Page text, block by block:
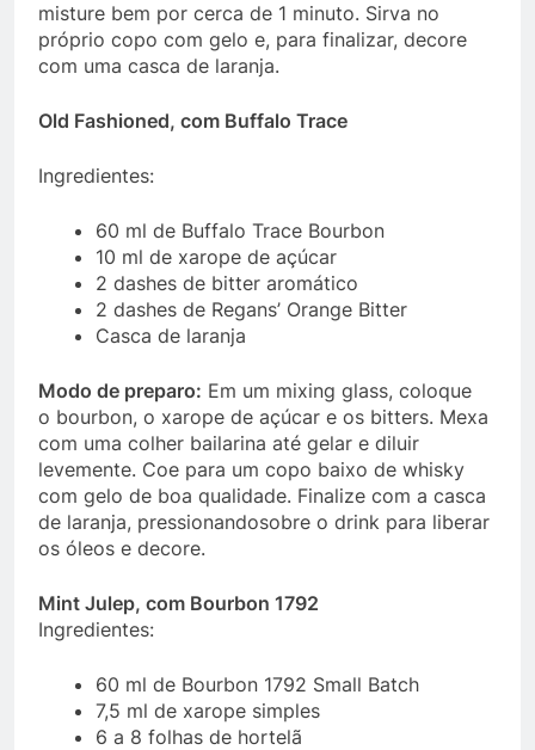
misture bem por cerca de 1 minuto. Sirva no
próprio copo com gelo e, para finalizar, decore
com uma casca de laranja.
Old Fashioned, com Buffalo Trace
Ingredientes:
60 ml de Buffalo Trace Bourbon
10 ml de xarope de açúcar
2 dashes de bitter aromático
2 dashes de Regans’ Orange Bitter
Casca de laranja
Modo de preparo: Em um mixing glass, coloque
o bourbon, o xarope de açúcar e os bitters. Mexa
com uma colher bailarina até gelar e diluir
levemente. Coe para um copo baixo de whisky
com gelo de boa qualidade. Finalize com a casca
de laranja, pressionandosobre o drink para liberar
os óleos e decore.
Mint Julep, com Bourbon 1792
Ingredientes:
60 ml de Bourbon 1792 Small Batch
7,5 ml de xarope simples
6 a 8 folhas de hortelã